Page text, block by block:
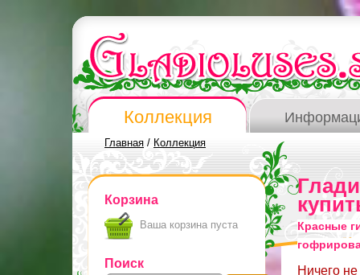
Коллекция
Главная / Коллекция
Корзина
Ваша корзина пуста
Поиск
Красные
Ничего